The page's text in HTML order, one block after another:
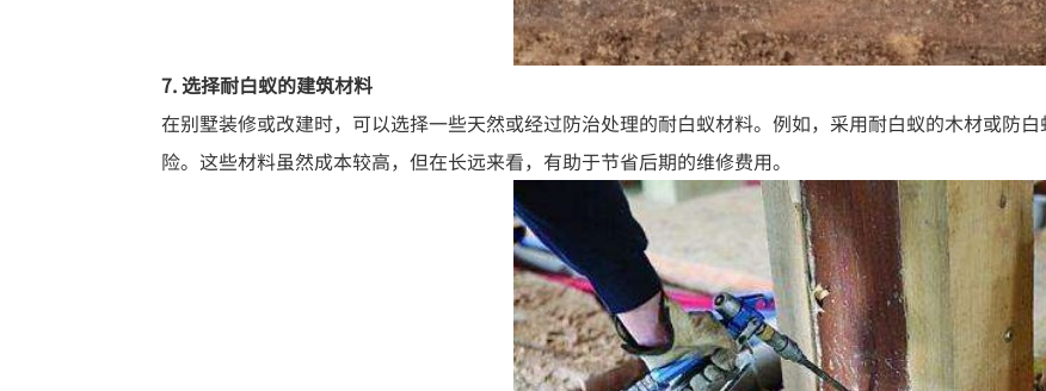
7. 选择耐白蚁的建筑材料
在别墅装修或改建时，可以选择一些天然或经过防治处理的耐白蚁材料。例如，采用耐白蚁的木材或防
险。这些材料虽然成本较高，但在长远来看，有助于节省后期的维修费用。